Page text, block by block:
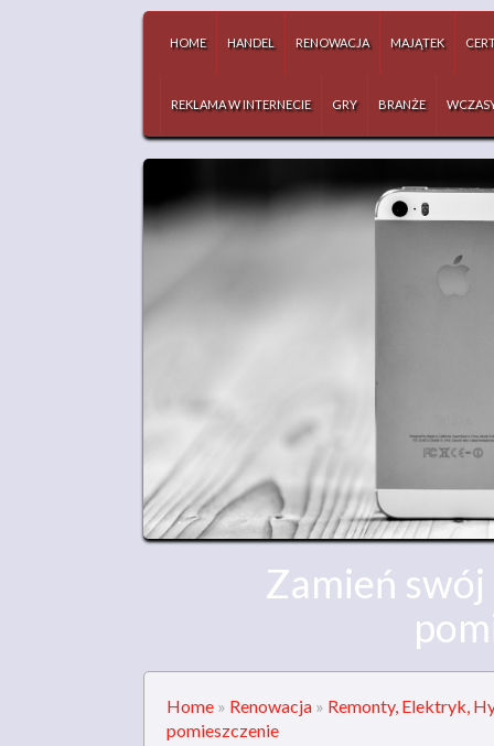
HOME HANDEL RENOWACJA MAJĄTEK
REKLAMA W INTERNECIE GRY BRANŻE
Zamień
Home » Renowacja » Remonty, Elektryk,
pomieszczenie